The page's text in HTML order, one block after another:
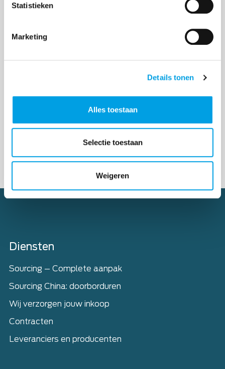
Statistieken
Marketing
Details tonen
Alles toestaan
Selectie toestaan
Weigeren
regelgeving voor bedrijven die producten buiten
Europa importeren. Deze algemene
productwetgeving vervangt de oude General
Home
Diensten
Sourcing – Complete aanpak
Sourcing China: doorborduren
Wij verzorgen jouw inkoop
Contracten
Leveranciers en producenten